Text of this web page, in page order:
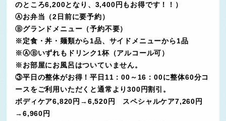
のところ6,200となり、3,400円もお得です！！）
Ⓐお弁当（2日前に要予約）
Ⓑグランドメニュー（予約不要）
※定食・丼・麺類から1品、サイドメニューから1品
※ⒶⒷいずれもドリンク1杯（アルコール可）
※お部屋にお風呂はついていません。
③平日の整体がお得！平日11：00～16：00に整体60分コ
ースをご利用いただくと通常より300円割引。
ボディケア6,820円→6,520円 スペシャルケア7,260円
→6,960円